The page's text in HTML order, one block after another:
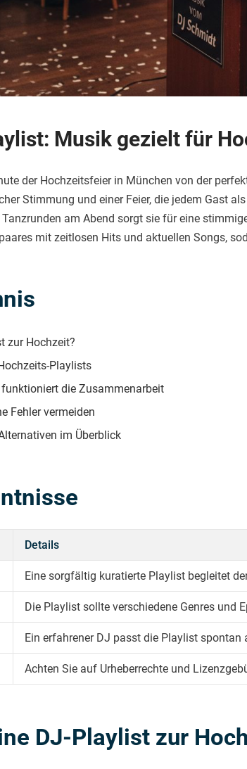
Musik gezielt für
der Hochzeitsfeier in München von der
Stimmung und einer Feier, die jedem Gast
am Abend sorgt sie für eine
mit zeitlosen Hits und aktuellen Songs,
zur Hochzeit?
Playlists
die Zusammenarbeit
Fehler vermeiden
im Überblick
Details
Eine sorgfältig kuratierte Playlist begleitet
Die Playlist sollte verschiedene Genres und
Ein erfahrener DJ passt die Playlist spontan
Achten Sie auf Urheberrechte und
DJ-Playlist zur